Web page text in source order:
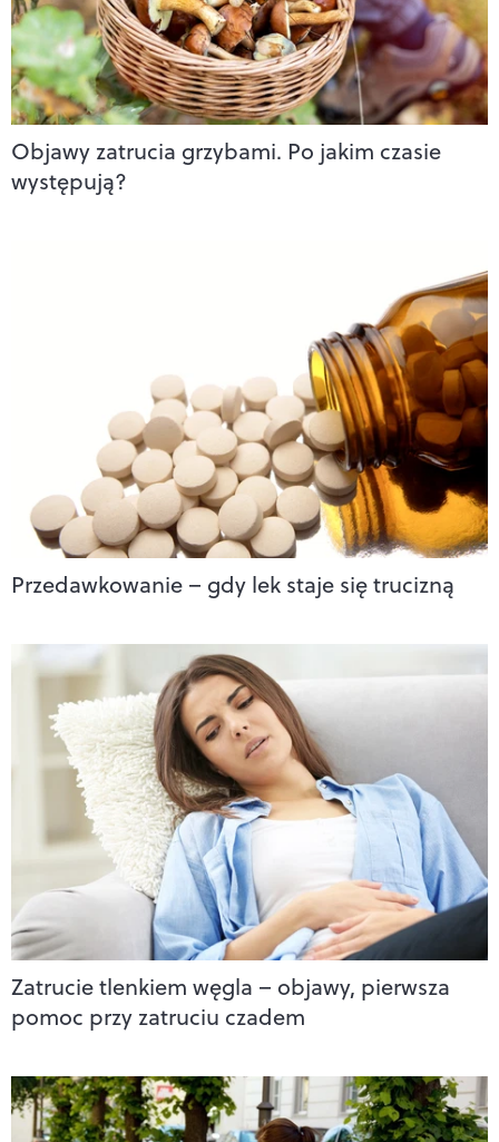
Objawy zatrucia grzybami. Po jakim czasie
występują?
Przedawkowanie – gdy lek staje się trucizną
Zatrucie tlenkiem węgla – objawy, pierwsza
pomoc przy zatruciu czadem